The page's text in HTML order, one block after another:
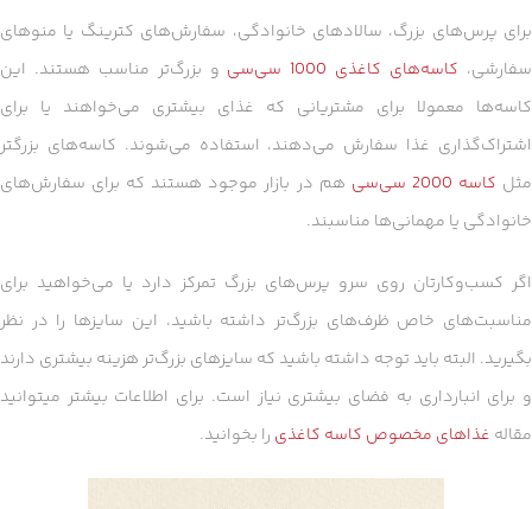
برای پرس‌های بزرگ، سالادهای خانوادگی، سفارش‌های کترینگ یا منوهای
سفارشی، کاسه‌های کاغذی 1000 سی‌سی
و بزرگ‌تر مناسب هستند. این
کاسه‌ها معمولا برای مشتریانی که غذای بیشتری می‌خواهند یا برای
اشتراک‌گذاری غذا سفارش می‌دهند، استفاده می‌شوند. کاسه‌های بزرگتر
مثل کاسه 2000 سی‌سی
هم در بازار موجود هستند که برای سفارش‌های
خانوادگی یا مهمانی‌ها مناسبند.
اگر کسب‌وکارتان روی سرو پرس‌های بزرگ تمرکز دارد یا می‌خواهید برای
مناسبت‌های خاص ظرف‌های بزرگ‌تر داشته باشید، این سایزها را در نظر
بگیرید. البته باید توجه داشته باشید که سایزهای بزرگ‌تر هزینه بیشتری دارند
و برای انبارداری به فضای بیشتری نیاز است. برای اطلاعات بیشتر میتوانید
مقاله غذاهای مخصوص کاسه کاغذی را بخوانید.